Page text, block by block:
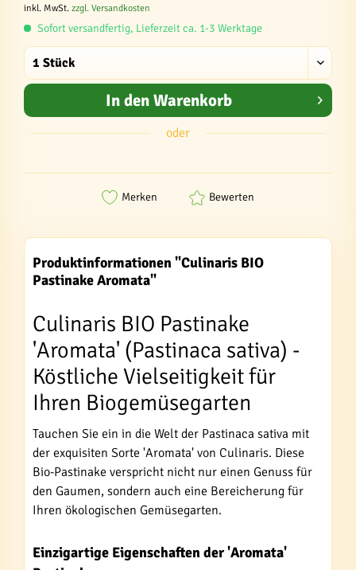
inkl. MwSt. zzgl. Versandkosten
Sofort versandfertig, Lieferzeit ca. 1-3 Werktage
In den Warenkorb
oder
Merken Bewerten
Produktinformationen "Culinaris BIO
Pastinake Aromata"
Culinaris BIO Pastinake
'Aromata' (Pastinaca sativa) -
Köstliche Vielseitigkeit für
Ihren Biogemüsegarten
Tauchen Sie ein in die Welt der Pastinaca sativa mit
der exquisiten Sorte 'Aromata' von Culinaris. Diese
Bio-Pastinake verspricht nicht nur einen Genuss für
den Gaumen, sondern auch eine Bereicherung für
Ihren ökologischen Gemüsegarten.
Einzigartige Eigenschaften der 'Aromata'